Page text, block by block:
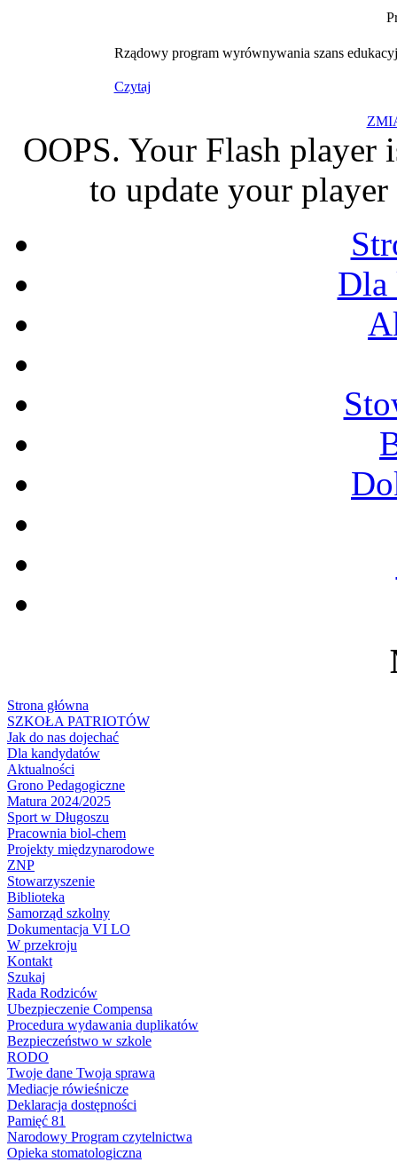
Rządowy program wyrównywania szans
Czytaj
OOPS. Your Flash player
to update your
Dla
Strona główna
SZKOŁA PATRIOTÓW
Jak do nas dojechać
Dla kandydatów
Aktualności
Grono Pedagogiczne
Matura 2024/2025
Sport w Długoszu
Pracownia biol-chem
Projekty międzynarodowe
ZNP
Stowarzyszenie
Biblioteka
Samorząd szkolny
Dokumentacja VI LO
W przekroju
Kontakt
Szukaj
Rada Rodziców
Ubezpieczenie Compensa
Procedura wydawania duplikatów
Bezpieczeństwo w szkole
RODO
Twoje dane Twoja sprawa
Mediacje rówieśnicze
Deklaracja dostępności
Pamięć 81
Narodowy Program czytelnictwa
Opieka stomatologiczna